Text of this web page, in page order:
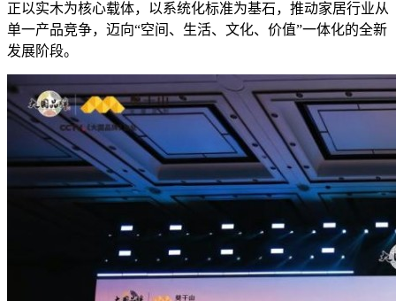
正以实木为核心载体，以系统化标准为基石，推动家居行业从
单一产品竞争，迈向“空间、生活、文化、价值”一体化的全新
发展阶段。